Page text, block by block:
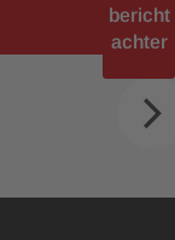
bericht
achter